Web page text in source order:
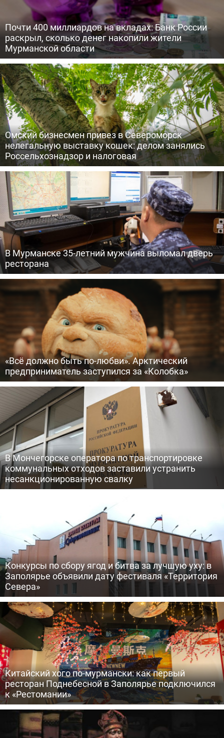
Почти 400 миллиардов на вкладах: Банк России
раскрыл, сколько денег накопили жители
Мурманской области
Омский бизнесмен привез в Североморск
нелегальную выставку кошек: делом занялись
Россельхознадзор и налоговая
В Мурманске 35-летний мужчина выломал дверь
ресторана
«Всё должно быть по-любви». Арктический
предприниматель заступился за «Колобка»
В Мончегорске оператора по транспортировке
коммунальных отходов заставили устранить
несанкционированную свалку
Конкурсы по сбору ягод и битва за лучшую уху: в
Заполярье объявили дату фестиваля «Территория
Севера»
Китайский хого по-мурмански: как первый
ресторан Поднебесной в Заполярье подключился
к «Рестомании»